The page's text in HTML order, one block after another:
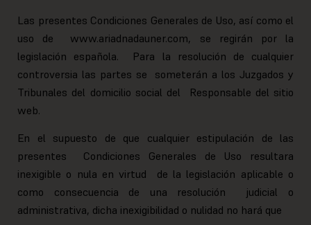
Las presentes Condiciones Generales de Uso, así como el
uso de www.ariadnadauner.com, se regirán por la
legislación española. Para la resolución de cualquier
controversia las partes se someterán a los Juzgados y
Tribunales del domicilio social del Responsable del sitio
web.
En el supuesto de que cualquier estipulación de las
presentes Condiciones Generales de Uso resultara
inexigible o nula en virtud de la legislación aplicable o
como consecuencia de una resolución judicial o
administrativa, dicha inexigibilidad o nulidad no hará que